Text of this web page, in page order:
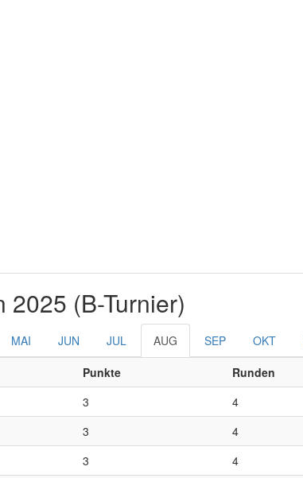
(B-Turnier)
MAI JUN JUL AUG SEP OKT
Punkte
Runden
3
4
3
4
3
4